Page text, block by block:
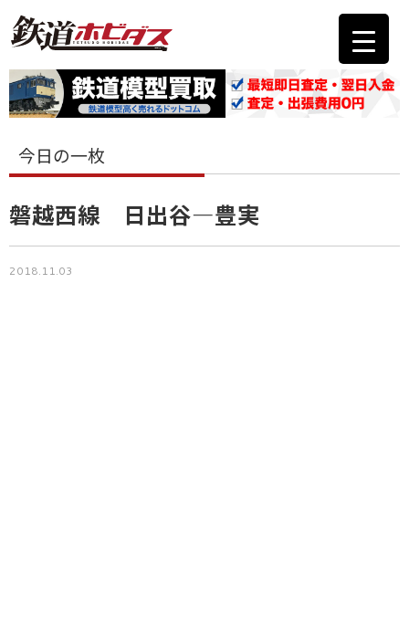
今日の一枚
磐越西線 日出谷―豊実
2018.11.03